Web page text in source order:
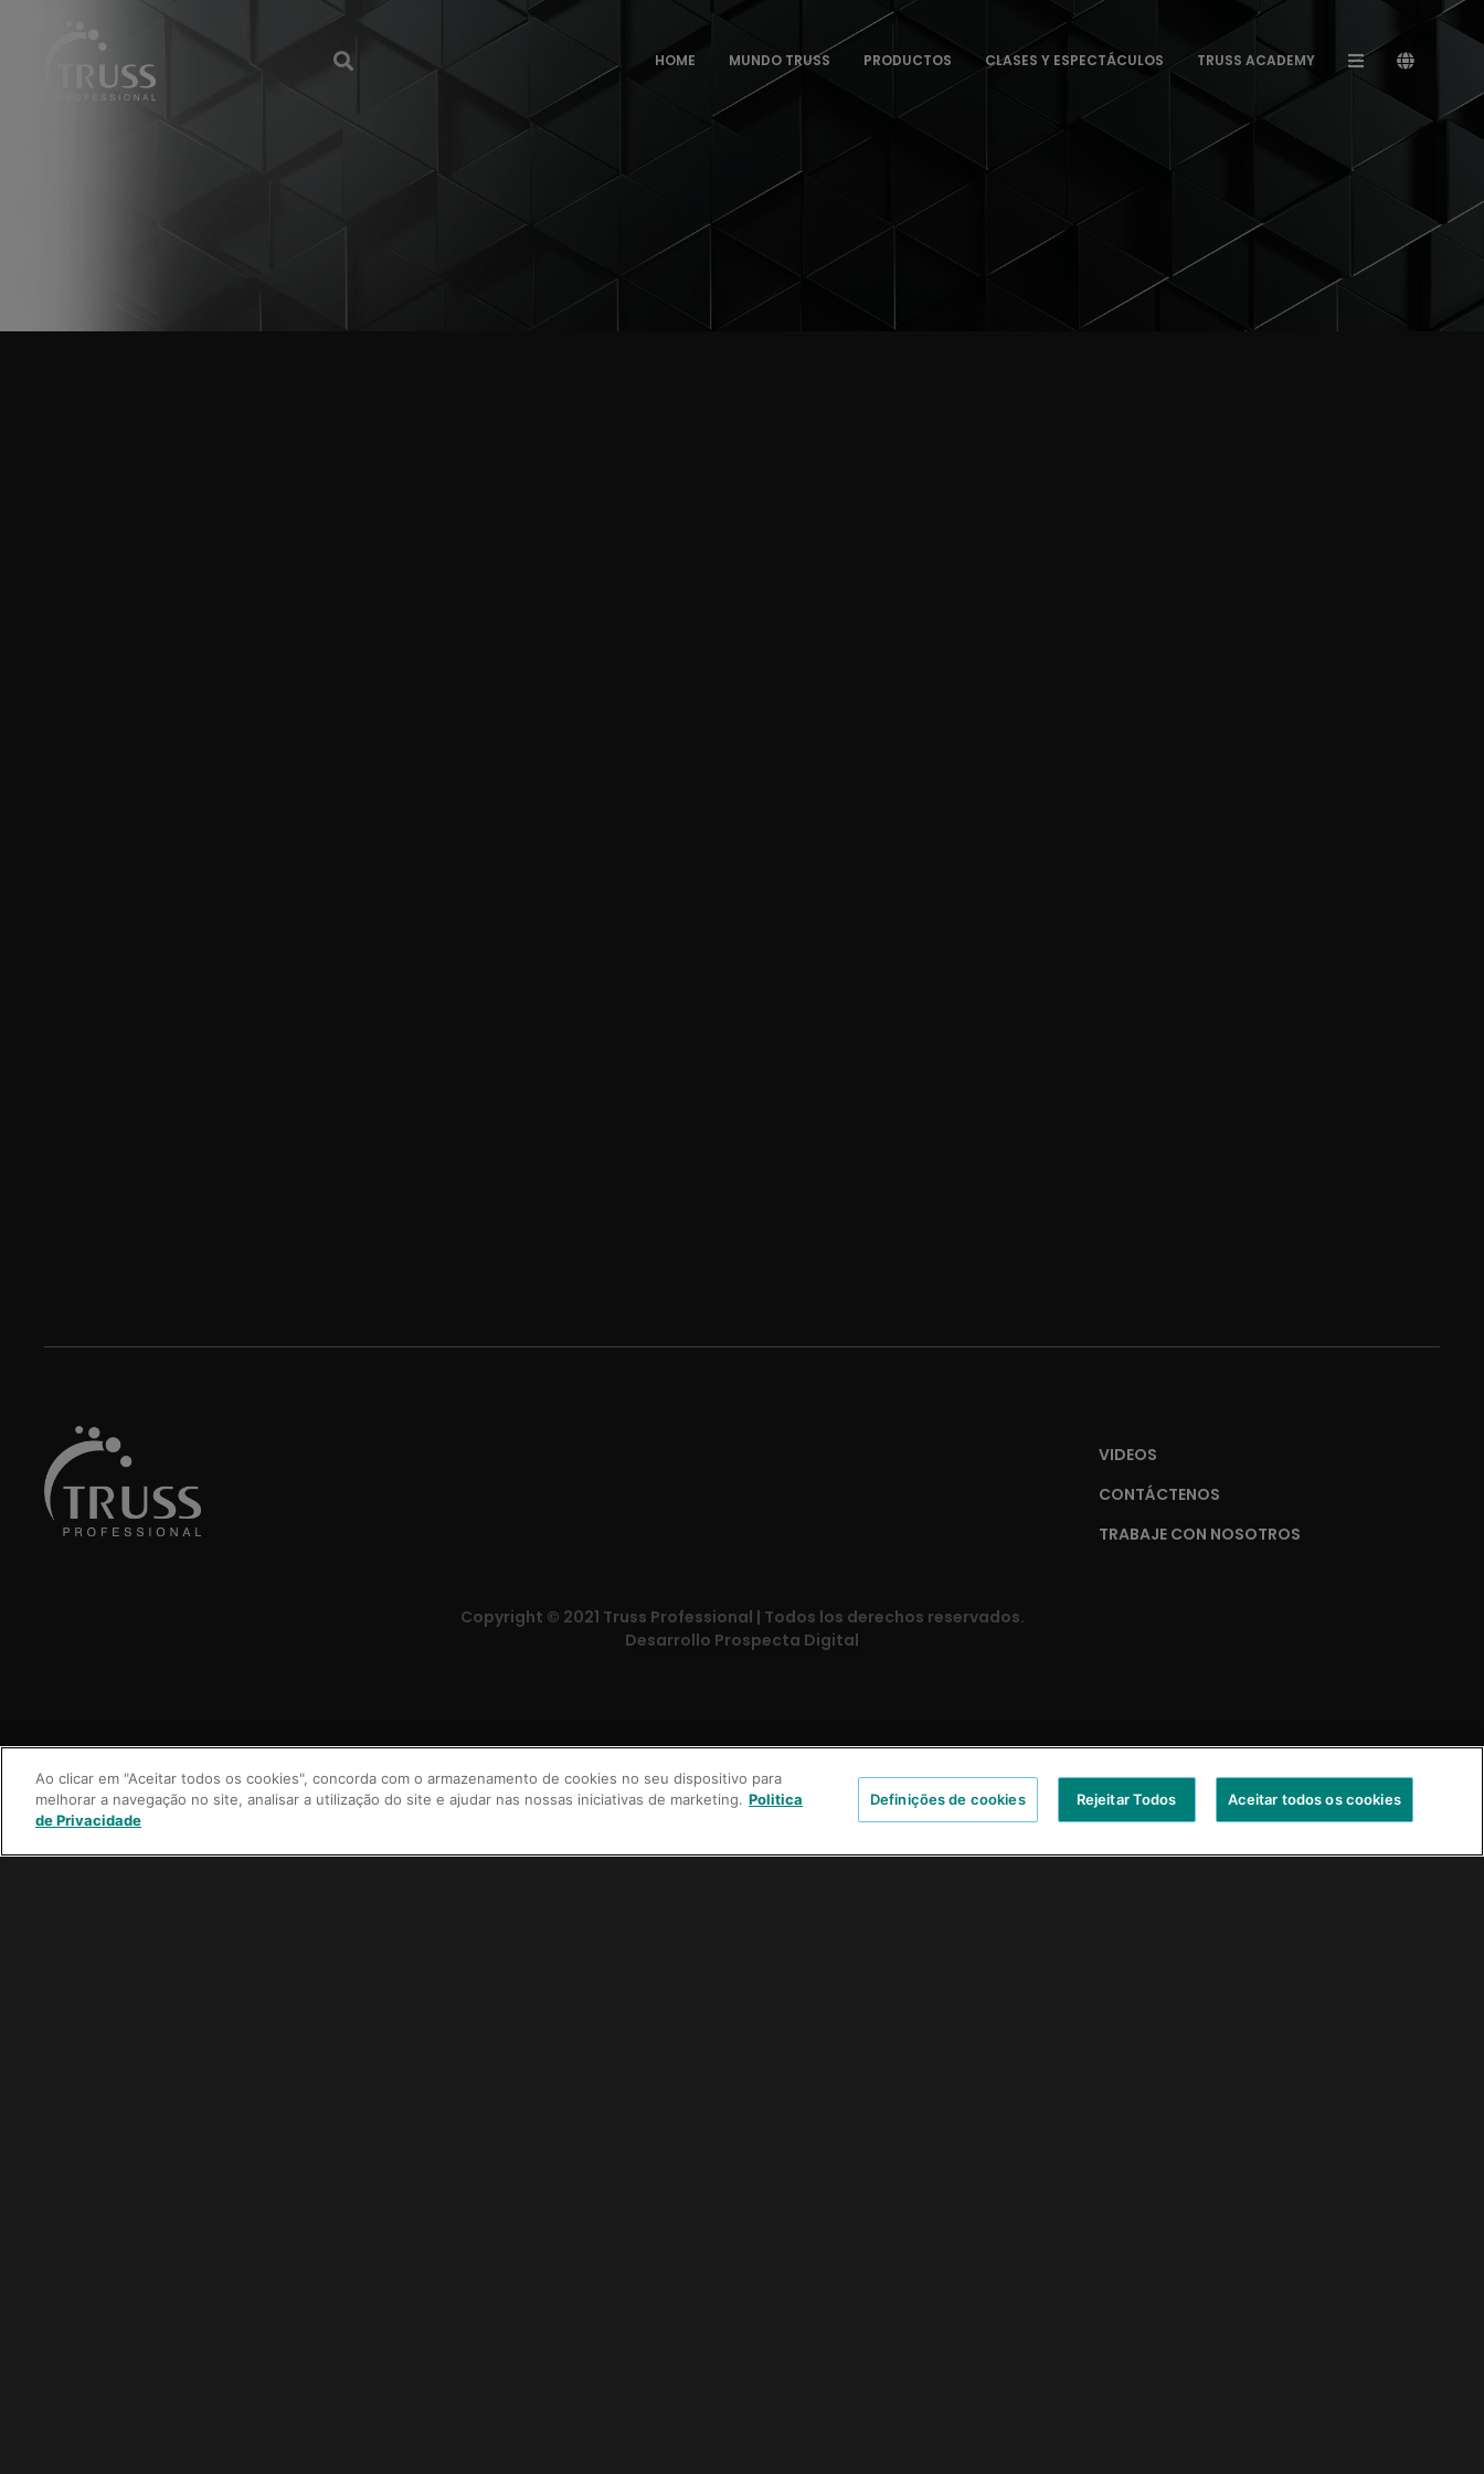
HOME MUNDO TRUSS PRODUCTOS CLASES Y ESPECTÁCULOS TRUSS ACADEMY
VIDEOS
CONTÁCTENOS
TRABAJE CON NOSOTROS
Copyright © 2021 Truss Professional | Todos los derechos reservados.
Desarrollo Prospecta Digital
Ao clicar em "Aceitar todos os cookies", concorda com o armazenamento de cookies no seu dispositivo para
melhorar a navegação no site, analisar a utilização do site e ajudar nas nossas iniciativas de marketing. Politica
de Privacidade
Definições de cookies Rejeitar Todos Aceitar todos os cookies